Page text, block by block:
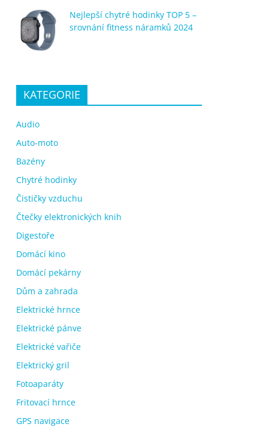
Nejlepší chytré hodinky TOP 5 –
srovnání fitness náramků 2024
KATEGORIE
Audio
Auto-moto
Bazény
Chytré hodinky
Čističky vzduchu
Čtečky elektronických knih
Digestoře
Domácí kino
Domácí pekárny
Dům a zahrada
Elektrické hrnce
Elektrické pánve
Elektrické vařiče
Elektrický gril
Fotoaparáty
Fritovací hrnce
GPS navigace